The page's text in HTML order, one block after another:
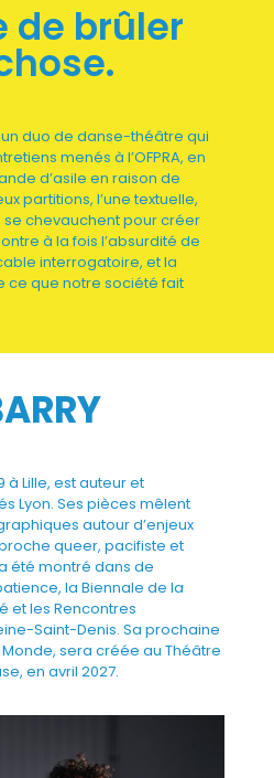
de brûler
duo de danse-théâtre qui
menés à l’OFPRA, en
d’asile en raison de
partitions, l’une textuelle,
chevauchent pour créer
à la fois l’absurdité de
interrogatoire, et la
ce que notre société fait
à Lille, est auteur et
Lyon. Ses pièces mêlent
autour d’enjeux
queer, pacifiste et
été montré dans de
la Biennale de la
et les Rencontres
Saint-Denis. Sa prochaine
sera créée au Théâtre
en avril 2027.